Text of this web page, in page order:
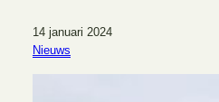
14 januari 2024
Nieuws